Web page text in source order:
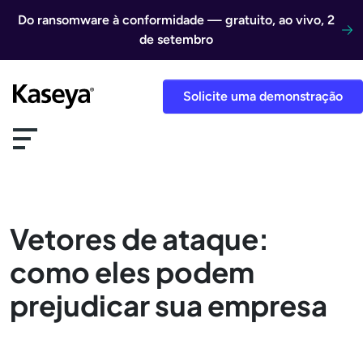
Do ransomware à conformidade — gratuito, ao vivo, 2
de setembro
Solicite uma demonstração
Vetores de ataque:
como eles podem
prejudicar sua empresa